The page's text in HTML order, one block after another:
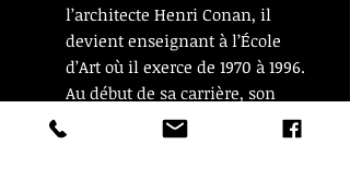
l’architecte Henri Conan, il
devient enseignant à l’École
d’Art où il exerce de 1970 à 1996.
Au début de sa carrière, son
œuvre est marquée par l’art
abstrait puis il affirme des